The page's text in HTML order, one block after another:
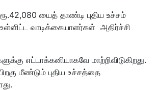
யைத் தாண்டி புதிய உச்சம்
வாடிக்கையாளர்கள் அதிர்ச்சி
எட்டாக்கனியாகவே மாற்றிவிடுகிறது.
மீண்டும் புதிய உச்சத்தை